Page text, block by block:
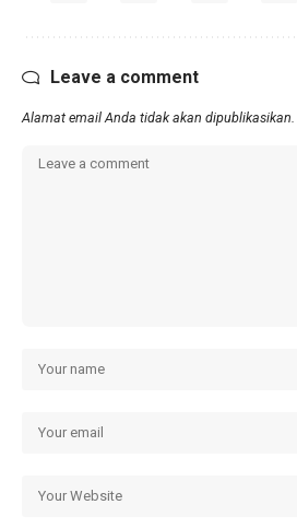
Leave a comment
Alamat email Anda tidak akan dipublikasikan.